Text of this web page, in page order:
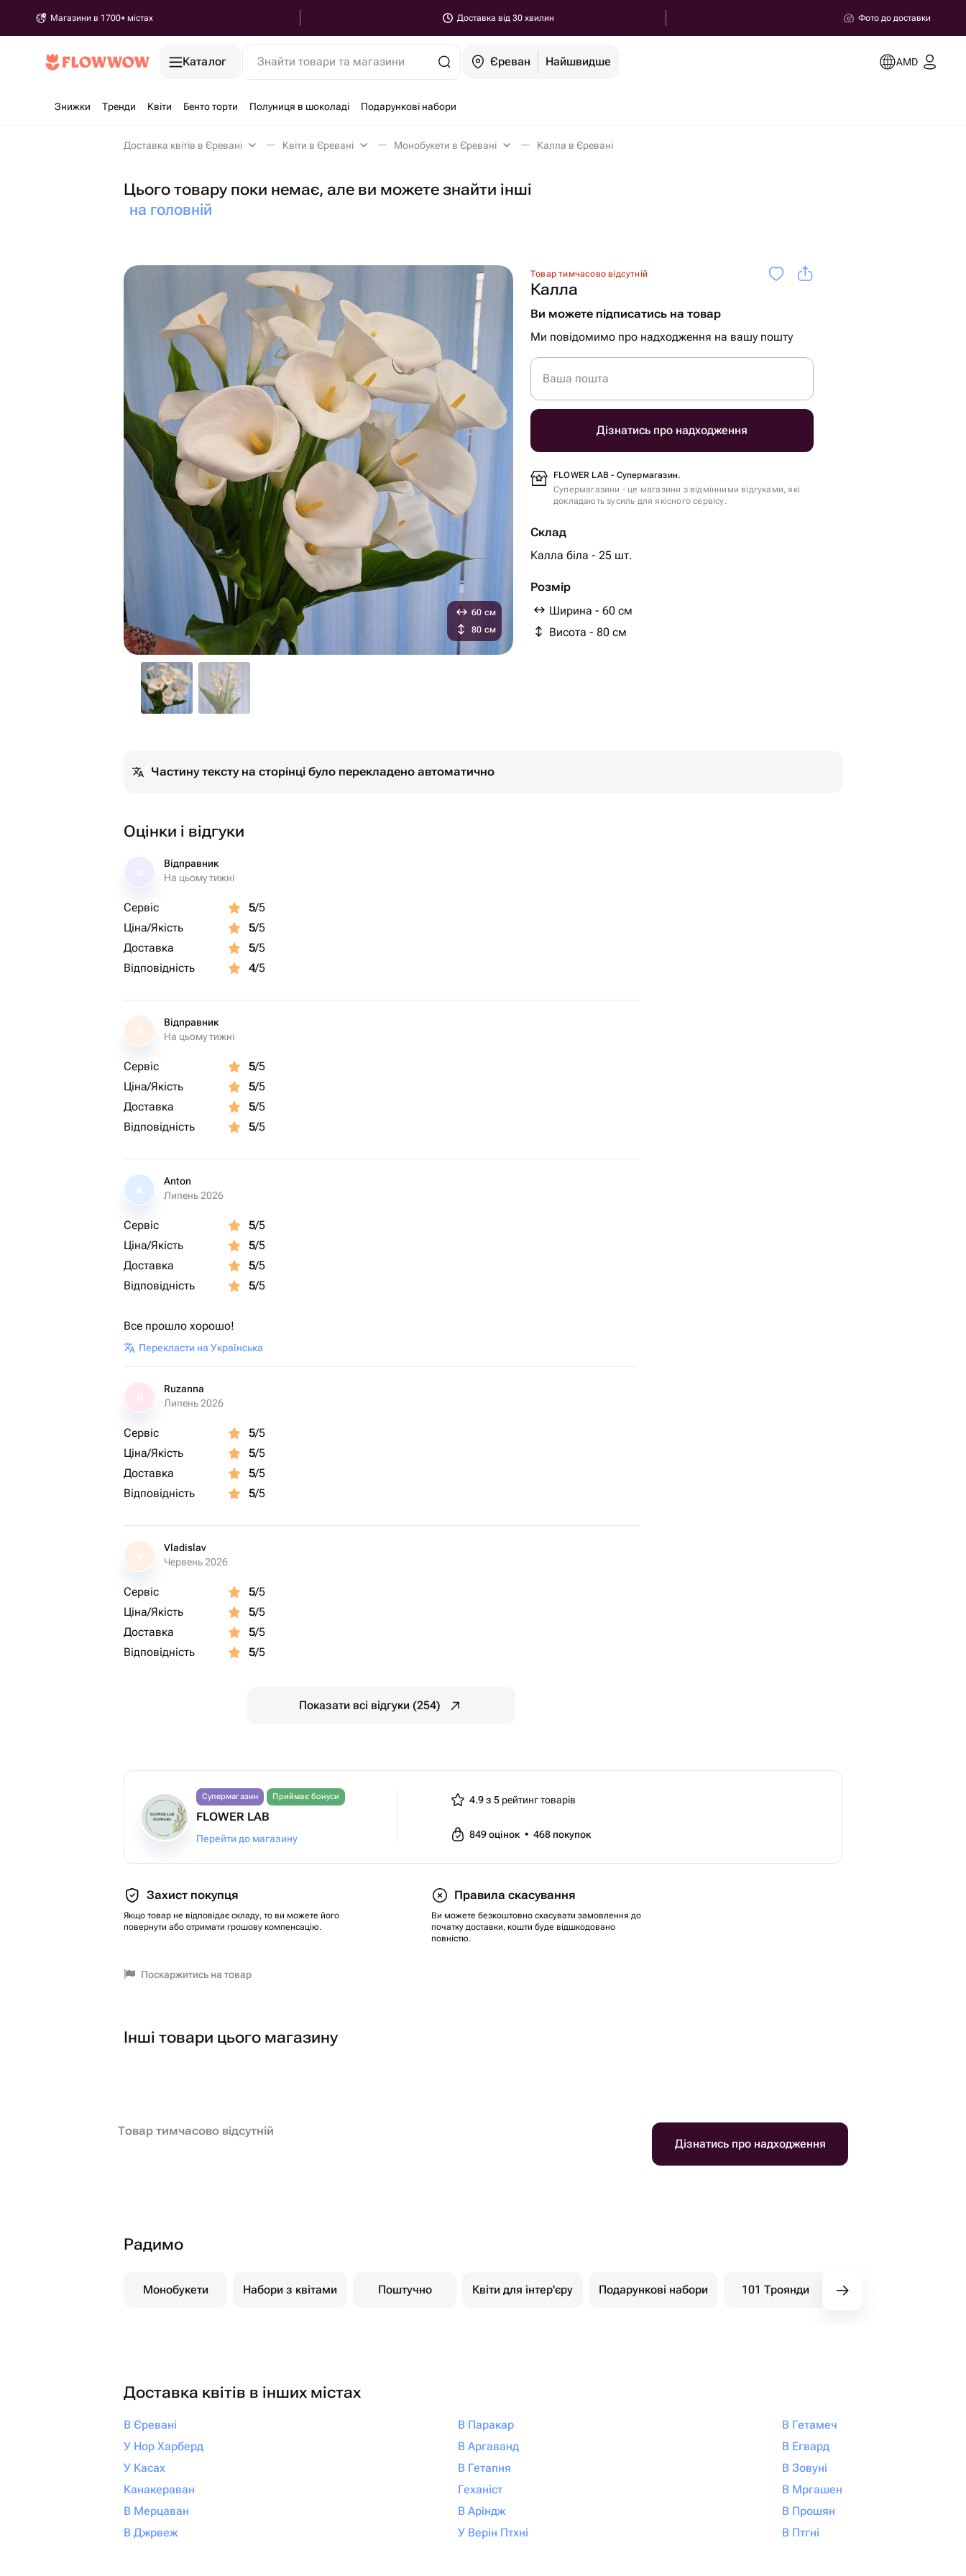
Магазини в 1700+ містах Доставка від 30 хвилин Фото до доставки
Каталог Знайти товари та магазини Єреван Найшвидше AMD
Знижки Тренди Квіти Бенто торти Полуниця в шоколаді Подарункові набори
Доставка квітів в Єревані Квіти в Єревані Монобукети в Єревані Калла в Єревані
Цього товару поки немає, але ви можете знайти інші
на головній
Товар тимчасово відсутній
Калла️
Ви можете підписатись на товар
Ми повідомимо про надходження на вашу пошту
Ваша пошта
Дізнатись про надходження
FLOWER LAB - Супермагазин.
Супермагазини - це магазини з відмінними відгуками, які
докладають зусиль для якісного сервісу.
Склад
Калла біла - 25 шт.
Розмір
Ширина - 60 см
Висота - 80 см
60 см
80 см
Частину тексту на сторінці було перекладено автоматично
Оцінки і відгуки
Відправник
На цьому тижні
Сервіс 5/5
Ціна/Якість
5/5
Доставка
5/5
Відповідність
4/5
В
Відправник
На цьому тижні
Сервіс 5/5
Ціна/Якість
5/5
Доставка
5/5
Відповідність
5/5
A
Anton
Липень 2026
Сервіс 5/5
Ціна/Якість
5/5
Доставка
5/5
Відповідність
5/5
Все прошло хорошо!
Перекласти на Українська
Ruzanna
Липень 2026
Сервіс 5/5
Ціна/Якість
5/5
Доставка
5/5
Відповідність
5/5
V
Vladislav
Червень 2026
Сервіс 5/5
Ціна/Якість
5/5
Доставка
5/5
Відповідність
5/5
Показати всі відгуки (254)
Супермагазин Приймає бонуси
FLOWER LAB
Перейти до магазину
4.9 з 5 рейтинг товарів
849оцінок • 468 покупок
Захист покупця
Якщо товар не відповідає складу, то ви можете його
повернути або отримати грошову компенсацію.
Правила скасування
Ви можете безкоштовно скасувати замовлення до
початку доставки, кошти буде відшкодовано
повністю.
Поскаржитись на товар
Інші товари цього магазину
Товар тимчасово відсутній
Дізнатись про надходження
Радимо
Монобукети Набори з квітами Поштучно Квіти для інтер'єру Подарункові набори 101 Троянди
Доставка квітів в інших містах
В Єревані
У Нор Харберд
У Касах
Канакераван
В Мерцаван
В Джрвеж
В Паракар
В Аргаванд
В Гетапня
Геханіст
В Аріндж
У Верін Птхні
В Гетамеч
В Егвард
В Зовуні
В Мргашен
В Прошян
В Птгні